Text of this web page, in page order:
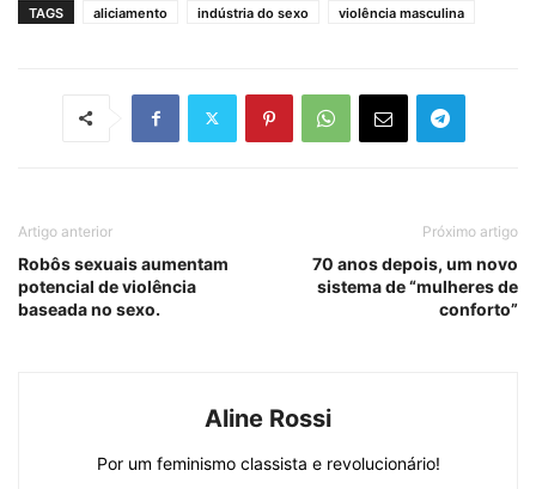
TAGS aliciamento indústria do sexo violência masculina
Artigo anterior
Robôs sexuais aumentam
potencial de violência
baseada no sexo.
Próximo artigo
70 anos depois, um novo
sistema de “mulheres de
conforto”
Aline Rossi
Por um feminismo classista e revolucionário!